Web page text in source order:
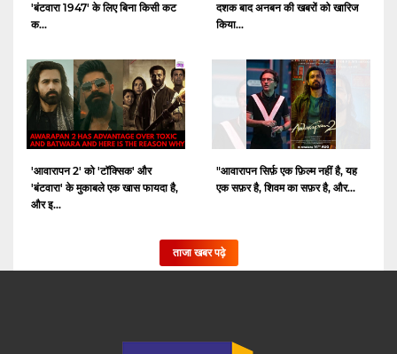
'बंटवारा 1947' के लिए बिना किसी कट
क...
दशक बाद अनबन की खबरों को खारिज
किया...
'आवारापन 2' को 'टॉक्सिक' और
'बंटवारा' के मुकाबले एक खास फायदा है,
और इ...
"आवारापन सिर्फ़ एक फ़िल्म नहीं है, यह
एक सफ़र है, शिवम का सफ़र है, और...
ताजा खबर पढ़े